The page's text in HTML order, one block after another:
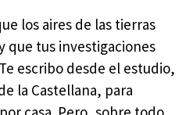
los aires de las tierras
que tus investigaciones
escribo desde el estudio,
la Castellana, para